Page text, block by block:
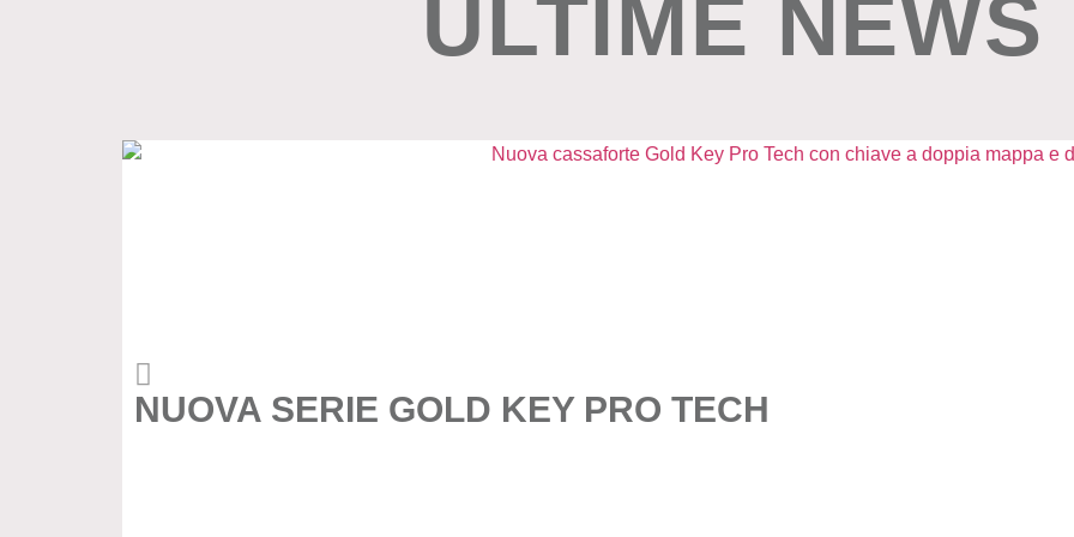
ULTIME NEWS
NUOVA SERIE GOLD KEY PRO TECH